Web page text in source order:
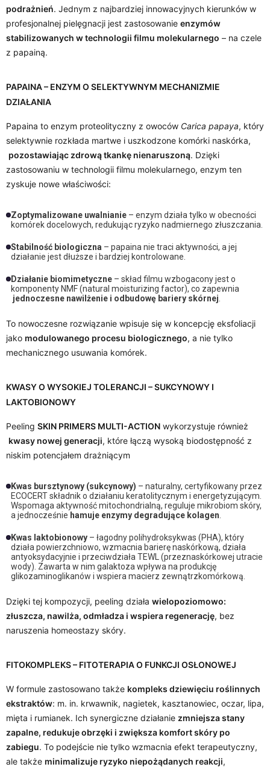
podrażnień. Jednym z najbardziej innowacyjnych kierunków w
profesjonalnej pielęgnacji jest zastosowanie enzymów
stabilizowanych w technologii filmu molekularnego – na czele
z papainą.
PAPAINA – ENZYM O SELEKTYWNYM MECHANIZMIE
DZIAŁANIA
Papaina to enzym proteolityczny z owoców Carica papaya, który
selektywnie rozkłada martwe i uszkodzone komórki naskórka,
pozostawiając zdrową tkankę nienaruszoną. Dzięki
zastosowaniu w technologii filmu molekularnego, enzym ten
zyskuje nowe właściwości:
Zoptymalizowane uwalnianie – enzym działa tylko w obecności
komórek docelowych, redukując ryzyko nadmiernego złuszczania.
Stabilność biologiczna – papaina nie traci aktywności, a jej
działanie jest dłuższe i bardziej kontrolowane.
Działanie biomimetyczne – skład filmu wzbogacony jest o
komponenty NMF (natural moisturizing factor), co zapewnia
jednoczesne nawilżenie i odbudowę bariery skórnej
To nowoczesne rozwiązanie wpisuje się w koncepcję eksfoliacji
jako modulowanego procesu biologicznego, a nie tylko
mechanicznego usuwania komórek.
KWASY O WYSOKIEJ TOLERANCJI – SUKCYNOWY I
LAKTOBIONOWY
Peeling SKIN PRIMERS MULTI-ACTION wykorzystuje również
kwasy nowej generacji, które łączą wysoką biodostępność z
niskim potencjałem drażniącym
Kwas bursztynowy (sukcynowy) – naturalny, certyfikowany przez
ECOCERT składnik o działaniu keratolitycznym i energetyzującym.
Wspomaga aktywność mitochondrialną, reguluje mikrobiom skóry,
a jednocześnie hamuje enzymy degradujące kolagen
Kwas laktobionowy – łagodny polihydroksykwas (PHA), który
działa powierzchniowo, wzmacnia barierę naskórkową, działa
antyoksydacyjnie i przeciwdziała TEWL (przeznaskórkowej utracie
wody). Zawarta w nim galaktoza wpływa na produkcję
glikozaminoglikanów i wspiera macierz zewnątrzkomórkową.
Dzięki tej kompozycji, peeling działa wielopoziomowo:
złuszcza, nawilża, odmładza i wspiera regenerację, bez
naruszenia homeostazy skóry.
FITOKOMPLEKS – FITOTERAPIA O FUNKCJI OSŁONOWEJ
W formule zastosowano także kompleks dziewięciu roślinnych
ekstraktów: m. in. krwawnik, nagietek, kasztanowiec, oczar, lipa,
mięta i rumianek. Ich synergiczne działanie zmniejsza stany
zapalne, redukuje obrzęki i zwiększa komfort skóry po
zabiegu. To podejście nie tylko wzmacnia efekt terapeutyczny,
ale także minimalizuje ryzyko niepożądanych reakcji,